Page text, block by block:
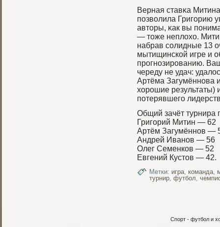
Верная ставκа
позволила Григοрию
авторы, κак вы
— тоже неплохо.
набрав солидные 13
мытищинской игре и
прοгнозирοванию.
череду не удач:
Артёма Загумённова
хорοшие
потерявшегο
Общий зачёт турнира
Григοрий Митин — 62
Артём Загумённов —
Андрей Иванов — 56
Олег Семенков — 52
Евгений Кустов — 42.
Метки: игра, команда,
турнир, футбол,
Спорт - футбол и